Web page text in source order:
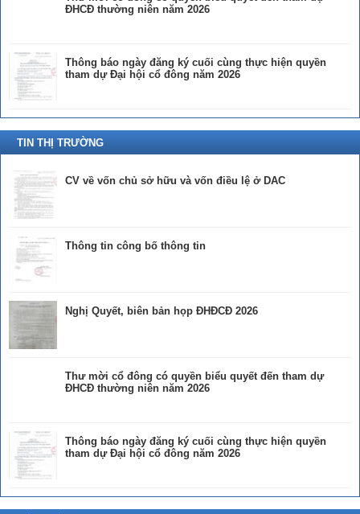
ĐHCĐ thường niên năm 2026
Thông báo ngày đăng ký cuối cùng thực hiện quyền
tham dự Đại hội cổ đông năm 2026
TIN THỊ TRƯỜNG
CV về vốn chủ sở hữu và vốn điều lệ ở DAC
Thông tin công bố thông tin
Nghị Quyết, biên bản họp ĐHĐCĐ 2026
Thư mời cổ đông có quyền biểu quyết đến tham dự
ĐHCĐ thường niên năm 2026
Thông báo ngày đăng ký cuối cùng thực hiện quyền
tham dự Đại hội cổ đông năm 2026